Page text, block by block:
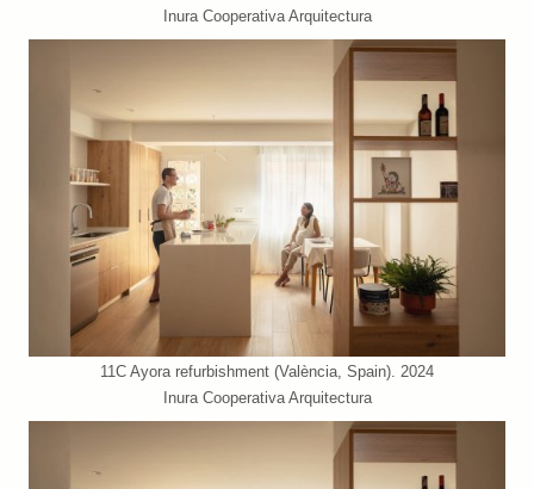
Inura Cooperativa Arquitectura
11C Ayora refurbishment (València, Spain). 2024
Inura Cooperativa Arquitectura